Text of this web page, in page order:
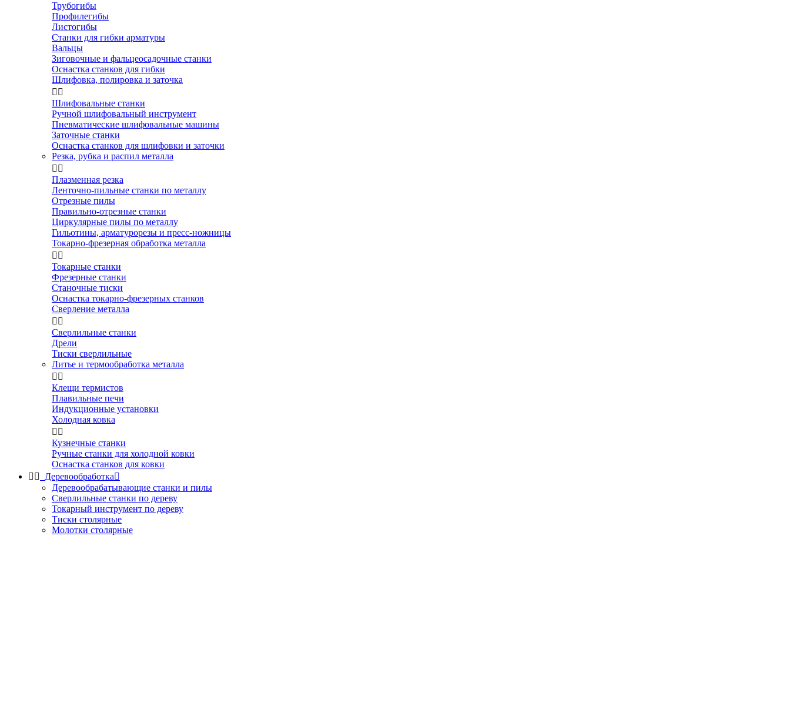
Трубогибы
Профилегибы
Листогибы
Станки для гибки арматуры
Вальцы
Зиговочные и фальцеосадочные станки
Оснастка станков для гибки
Шлифовка, полировка и заточка
 
Шлифовальные станки
Ручной шлифовальный инструмент
Пневматические шлифовальные машины
Заточные станки
Оснастка станков для шлифовки и заточки
Резка, рубка и распил металла
 
Плазменная резка
Ленточно-пильные станки по металлу
Отрезные пилы
Правильно-отрезные станки
Циркулярные пилы по металлу
Гильотины, арматурорезы и пресс-ножницы
Токарно-фрезерная обработка металла
 
Токарные станки
Фрезерные станки
Станочные тиски
Оснастка токарно-фрезерных станков
Сверление металла
 
Сверлильные станки
Дрели
Тиски сверлильные
Литье и термообработка металла
 
Клещи термистов
Плавильные печи
Индукционные установки
Холодная ковка
 
Кузнечные станки
Ручные станки для холодной ковки
Оснастка станков для ковки
  Деревообработка
Деревообрабатывающие станки и пилы
Сверлильные станки по дереву
Токарный инструмент по дереву
Тиски столярные
Молотки столярные